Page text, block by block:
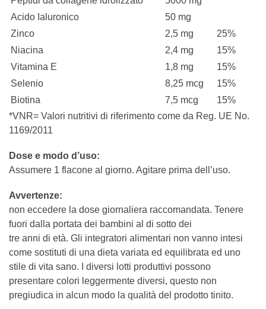
Acido Ialuronico
50 mg
Zinco
2,5 mg
25%
Niacina
2,4 mg
15%
Vitamina E
1,8 mg
15%
Selenio
8,25 mcg
15%
Biotina
7,5 mcg
15%
*VNR= Valori nutritivi di riferimento come da Reg. UE No.
1169/2011
Dose e modo d’uso:
Assumere 1 flacone al giorno. Agitare prima dell’uso.
Avvertenze:
non eccedere la dose giornaliera raccomandata. Tenere
fuori dalla portata dei bambini al di sotto dei
tre anni di età. Gli integratori alimentari non vanno intesi
come sostituti di una dieta variata ed equilibrata ed uno
stile di vita sano. I diversi lotti produttivi possono
presentare colori leggermente diversi, questo non
pregiudica in alcun modo la qualità del prodotto tinito.